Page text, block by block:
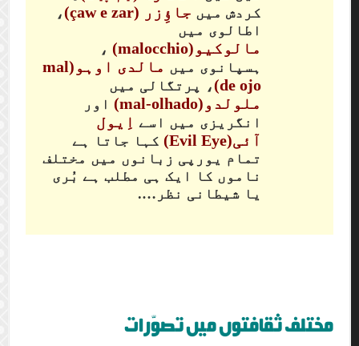
کردش میں جاؤِزر (çaw e zar)
،
اطالوی میں
مالوکیو(malocchio)
،
ہسپانوی میں
مالدی اوہو(mal
de ojo) ، پرتگالی میں
ملولدو(mal-olhado)
اور
انگریزی میں اسے اِیول
آئی(Evil Eye)
کہا جاتا ہے
تمام یورپی زبانوں میں مختلف
ناموں کا ایک ہی مطلب ہے بُری
یا شیطانی نظر….
مختلف ثقافتوں میں تصوّرات